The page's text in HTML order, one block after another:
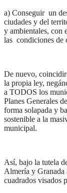
a) Conseguir un
ciudades y del
y ambientales, con
las condiciones de
De nuevo,
la propia ley,
a TODOS los
Planes Generales
forma solapada y
sostenible a la
municipal.
Así, bajo la tutela
Almería y Granada
cuadrados visados